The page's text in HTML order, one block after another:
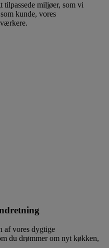
tilpassede miljøer, som vi
kunde, vores
af vores dygtige
du drømmer om nyt køkken,